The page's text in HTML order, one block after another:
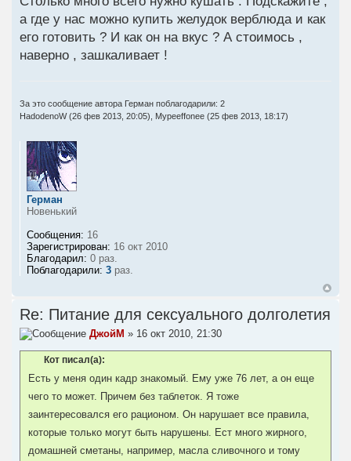
а где у нас можно купить желудок верблюда и как
его готовить ? И как он на вкус ? А стоимось ,
наверно , зашкаливает !
За это сообщение автора Герман поблагодарили: 2
HadodenoW(26 фев 2013, 20:05), Mypeeffonee (25 фев 2013, 18:17)
Герман
Новенький
Сообщения: 16
Зарегистрирован: 16 окт 2010
Благодарил: 0 раз.
Поблагодарили: 3 раз.
Re: Питание для сексуального долголетия
ДжойМ » 16 окт 2010, 21:30
Кот писал(а):
Есть у меня один кадр знакомый. Ему уже 76 лет, а он еще
чего то может. Причем без таблеток. Я тоже
заинтересовался его рационом. Он нарушает все правила,
которые только могут быть нарушены. Ест много жирного,
домашней сметаны, например, масла сливочного и тому